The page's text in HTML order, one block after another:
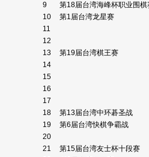
9
第18届台湾海峰杯职业围棋
10
第1届台湾龙星赛
11
12
13
第19届台湾棋王赛
14
15
16
17
18
第13届台湾中环碁圣战
19
第6届台湾快棋争霸战
20
21
第15届台湾友士杯十段赛